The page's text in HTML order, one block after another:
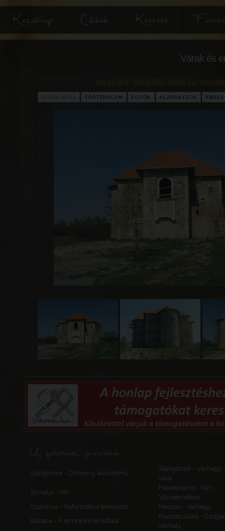
Kezdőlap Cikkek Keresés
Várak és
TÖRTÉNELEM FOTÓK ALAPRAJZOK
Új feltöltések, frissítések
Sajógömör - Őrtorony, elővédmű
Sajógömör - Várhegy
vára
Tornalja - Vár
Feketeváros - Vár -
Városerődítés
Szalonna - Református templom
Meszes - Várhegy
Rakaca - A templom erődfala
Pusztacsalád -
várhely